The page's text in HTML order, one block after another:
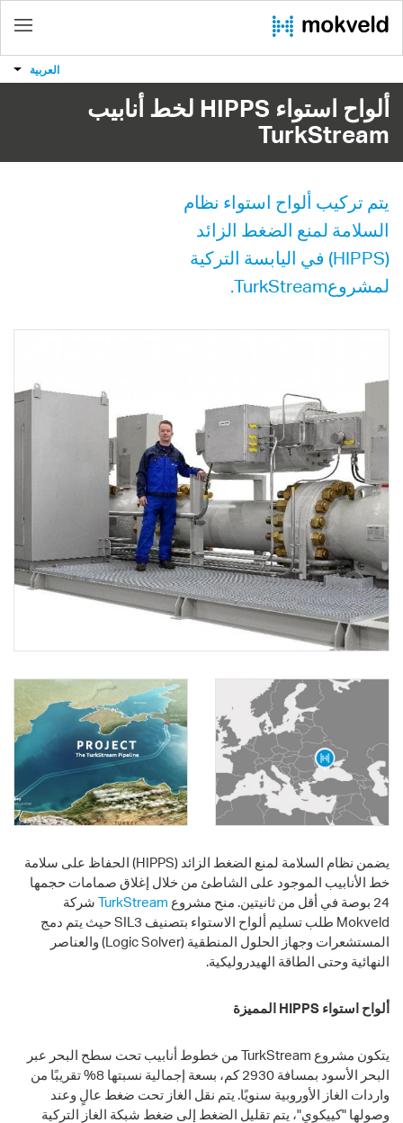
العربية
ألواح استواء HIPPS لخط أنابيب
TurkStream
يتم تركيب ألواح استواء نظام
السلامة لمنع الضغط الزائد
(HIPPS) في اليابسة التركية
لمشروعTurkStream.
يضمن نظام السلامة لمنع الضغط الزائد (HIPPS) الحفاظ على سلامة
خط الأنابيب الموجود على الشاطئ من خلال إغلاق صمامات حجمها
24 بوصة في أقل من ثانيتين. منح مشروع
TurkStream شركة
Mokveld طلب تسليم ألواح الاستواء بتصنيف SIL3 حيث يتم دمج
المستشعرات وجهاز الحلول المنطقية (Logic Solver) والعناصر
النهائية وحتى الطاقة الهيدروليكية.
ألواح استواء HIPPS المميزة
يتكون مشروع TurkStream من خطوط أنابيب تحت سطح البحر عبر
البحر الأسود بمسافة 2930 كم، بسعة إجمالية نسبتها 8% تقريبًا من
واردات الغاز الأوروبية سنويًا. يتم نقل الغاز تحت ضغط عالٍ وعند
وصولها "كييكوي"، يتم تقليل الضغط إلى ضغط شبكة الغاز التركية